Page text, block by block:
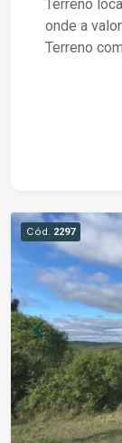
Terreno
onde a
Terreno
acesso ao
Cód. 2297